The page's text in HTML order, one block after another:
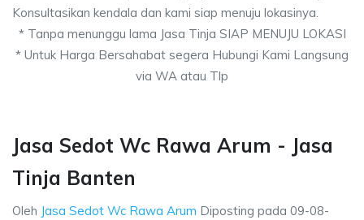
Konsultasikan kendala dan kami siap menuju lokasinya.
* Tanpa menunggu lama Jasa Tinja SIAP MENUJU LOKASI
* Untuk Harga Bersahabat segera Hubungi Kami Langsung
via WA atau Tlp
Jasa Sedot Wc Rawa Arum - Jasa
Tinja Banten
Oleh Jasa Sedot Wc Rawa Arum Diposting pada 09-08-